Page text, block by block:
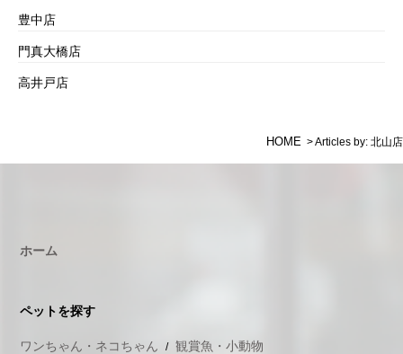
豊中店
門真大橋店
高井戸店
HOME >Articles by: 北山店
ホーム
ペットを探す
ワンちゃん・ネコちゃん 観賞魚・小動物